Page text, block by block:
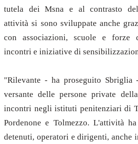
tutela dei Msna e al contrasto
attività si sono sviluppate anche
con associazioni, scuole e forze
incontri e iniziative di
"Rilevante - ha proseguito Sbriglia
versante delle persone private
incontri negli istituti penitenziari di
Pordenone e Tolmezzo. L'attività
detenuti, operatori e dirigenti, anche